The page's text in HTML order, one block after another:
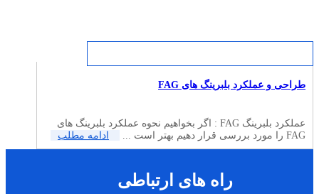
طراحی و عملکرد بلبرینگ های FAG
عملکرد بلبرینگ FAG : اگر بخواهیم نحوه عملکرد بلبرینگ های
FAG را مورد بررسی قرار دهیم بهتر است ...
ادامه مطلب
راه های ارتباطی